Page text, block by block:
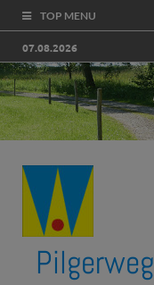
TOP MENU
07.08.2026